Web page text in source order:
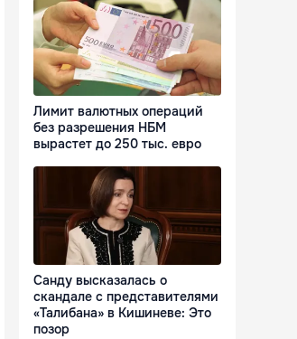
Лимит валютных операций
без разрешения НБМ
вырастет до 250 тыс. евро
Санду высказалась о
скандале с представителями
«Талибана» в Кишиневе: Это
позор